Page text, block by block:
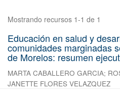
Mostrando recursos 1-1 de 1
Educación en salud y
comunidades marginadas
de Morelos: resumen
MARTA CABALLERO GARCIA;
JANETTE FLORES VELAZQUEZ